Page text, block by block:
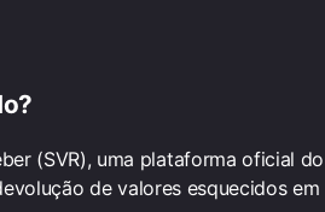
?
(SVR), uma plataforma oficial
de valores esquecidos